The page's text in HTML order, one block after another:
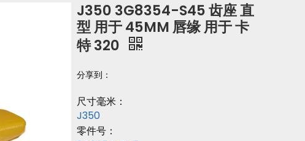
J350 3G8354-S45 齿座 直
型 用于 45MM 唇缘 用于 卡
特 320
分享到：
尺寸毫米：
J350
零件号：